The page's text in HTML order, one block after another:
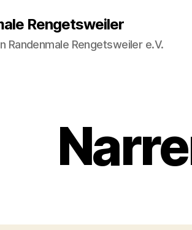
Rengetsweiler
Randenmale Rengetsweiler e.V.